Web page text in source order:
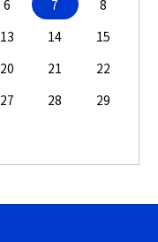
6 7
8
13 14
15
20 21
22
27 28
29